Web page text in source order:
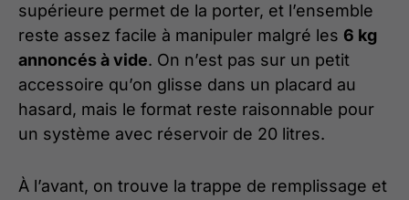
supérieure permet de la porter, et l’ensemble
reste assez facile à manipuler malgré les 6 kg
annoncés à vide. On n’est pas sur un petit
accessoire qu’on glisse dans un placard au
hasard, mais le format reste raisonnable pour
un système avec réservoir de 20 litres.
À l’avant, on trouve la trappe de remplissage et